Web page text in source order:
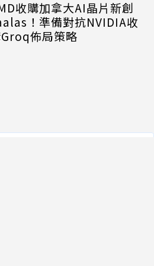
收購加拿大AI晶片新創
！準備對抗NVIDIA收
佈局策略